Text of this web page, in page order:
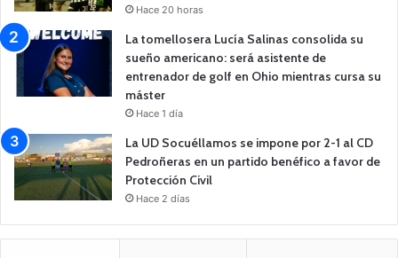
Hace 20 horas
La tomellosera Lucía Salinas consolida su
sueño americano: será asistente de
entrenador de golf en Ohio mientras cursa su
máster
Hace 1 día
La UD Socuéllamos se impone por 2-1 al CD
Pedroñeras en un partido benéfico a favor de
Protección Civil
Hace 2 días